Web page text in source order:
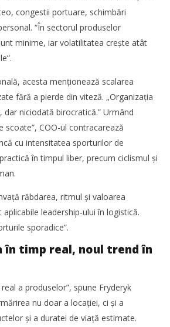
congestii portuare, schimbări
“În sectorul produselor
minime, iar volatilitatea crește atât
acesta menţionează scalarea
fără a pierde din viteză. „Organizaţia
niciodată birocratică.” Urmând
scoate”, COO-ul contracarează
cu intensitatea sporturilor de
în timpul liber, precum ciclismul şi
răbdarea, ritmul și valoarea
leadership-ului în logistică.
sporadice”.
în timp real, noul trend în
a produselor”, spune Fryderyk
nu doar a locaţiei, ci și a
și a duratei de viaţă estimate.